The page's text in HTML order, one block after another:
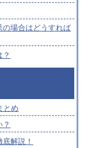
の場合はどうすれば
とめ
解説！